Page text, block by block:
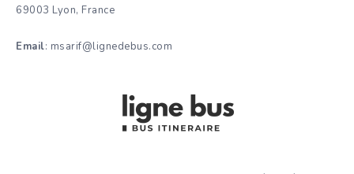
69003 Lyon, France
Email: msarif@lignedebus.com